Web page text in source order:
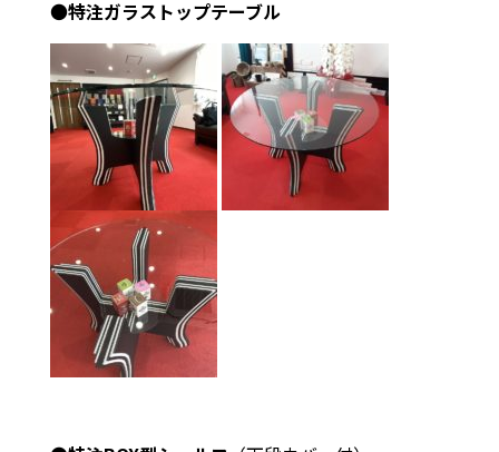
●特注ガラストップテーブル